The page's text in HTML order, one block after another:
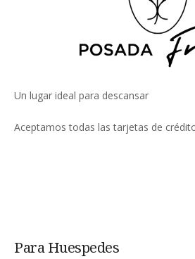
Un lugar ideal para descansar
Aceptamos todas las tarjetas de
Para Huespedes